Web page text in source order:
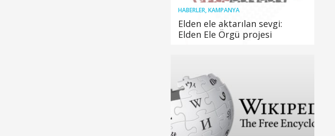
HABERLER,KAMPANYA
Elden ele aktarılan sevgi:
Elden Ele Örgü projesi